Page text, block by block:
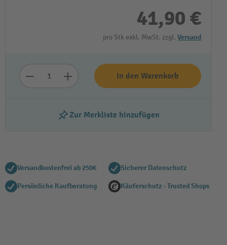
41,90 €
pro Stk exkl. MwSt. zzgl. Versand
In den Warenkorb
Zur Merkliste hinzufügen
Versandkostenfrei ab 250€ Sicherer Datenschutz
Persönliche Kaufberatung Käuferschutz - Trusted Shops